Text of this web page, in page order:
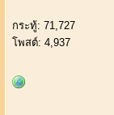
กระทู้: 71,727
โพสต์: 4,937